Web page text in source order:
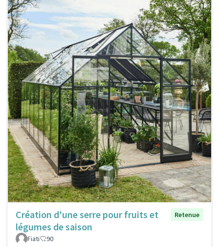
Création d'une serre pour fruits et
légumes de saison
Retenue
Fiati 90